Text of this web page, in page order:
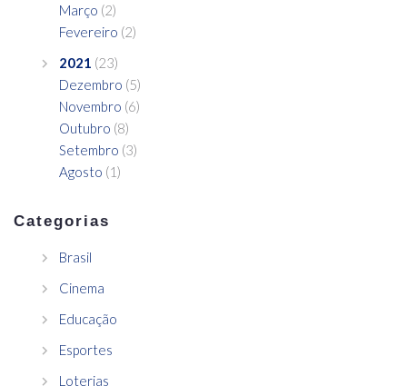
Março (2)
Fevereiro (2)
2021 (23)
Dezembro (5)
Novembro (6)
Outubro (8)
Setembro (3)
Agosto (1)
Categorias
Brasil
Cinema
Educação
Esportes
Loterias